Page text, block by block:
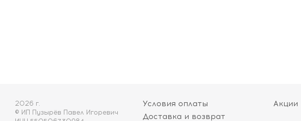
2026 г.
© ИП Пузырёв Павел Игоревич
Условия оплаты
Доставка и возврат
Акции